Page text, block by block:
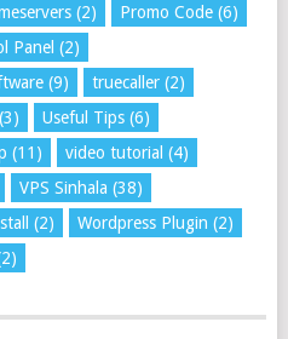
(2) Promo Code(6)
Panel (2)
(9) truecaller(2)
(3) Useful Tips(6)
(11) video tutorial (4)
VPS Sinhala (38)
(2) Wordpress Plugin (2)